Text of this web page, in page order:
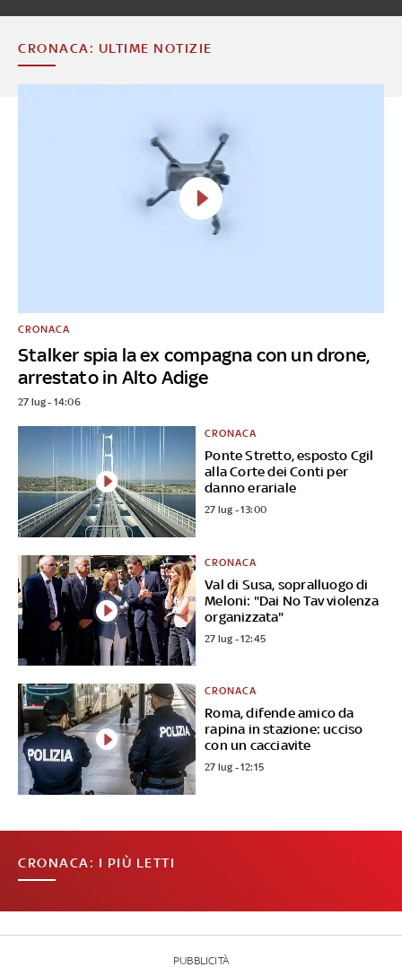
CRONACA: ULTIME NOTIZIE
Stalker spia la ex compagna con un drone,
arrestato in Alto Adige
CRONACA
27 lug - 14:06
Ponte Stretto, esposto Cgil
alla Corte dei Conti per
danno erariale
CRONACA
27 lug - 13:00
Val di Susa, sopralluogo di
Meloni: "Dai No Tav violenza
organizzata"
CRONACA
27 lug - 12:45
Roma, difende amico da
rapina in stazione: ucciso
con un cacciavite
CRONACA
27 lug - 12:15
CRONACA: I PIÙ LETTI
PUBBLICITÀ